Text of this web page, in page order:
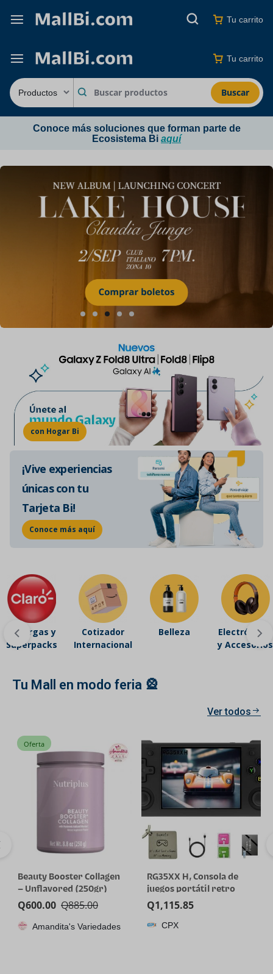
Tu carrito
Buscar
Tu carrito
Conoce más soluciones que forman parte de
Ecosistema Bi aquí
con Hogar Bi
¡Vive experiencias
únicas con tu
Tarjeta Bi!
Conoce más aquí
Recargas y
Superpacks
Cotizador
Internacional
Belleza
Electrónicos
y Accesorios
Tu Mall en modo feria 🎡
Ver todos
Oferta
Beauty Booster Collagen
– Unflavored (250gr)
Q885.00
Q600.00
Amandita's Variedades
RG35XX H, Consola de
juegos portátil retro
Anbernic con tarjeta de
64GTF, diseño de joystick
dual, pantalla HD de 3.5
Q1,115.85
CPX